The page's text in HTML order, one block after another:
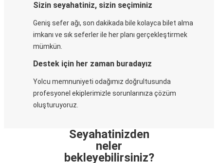
Sizin seyahatiniz, sizin seçiminiz
Geniş sefer ağı, son dakikada bile kolayca bilet alma
imkanı ve sık seferler ile her planı gerçekleştirmek
mümkün.
Destek için her zaman buradayız
Yolcu memnuniyeti odağımız doğrultusunda
profesyonel ekiplerimizle sorunlarınıza çözüm
oluşturuyoruz.
Seyahatinizden
neler
bekleyebilirsiniz?